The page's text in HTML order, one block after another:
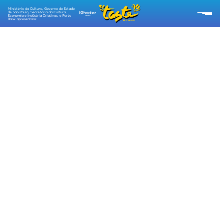
Ministério da Cultura, Governo do Estado
de São Paulo, Secretaria da Cultura,
Economia e Indústria Criativas, e Porto
Bank apresentam: